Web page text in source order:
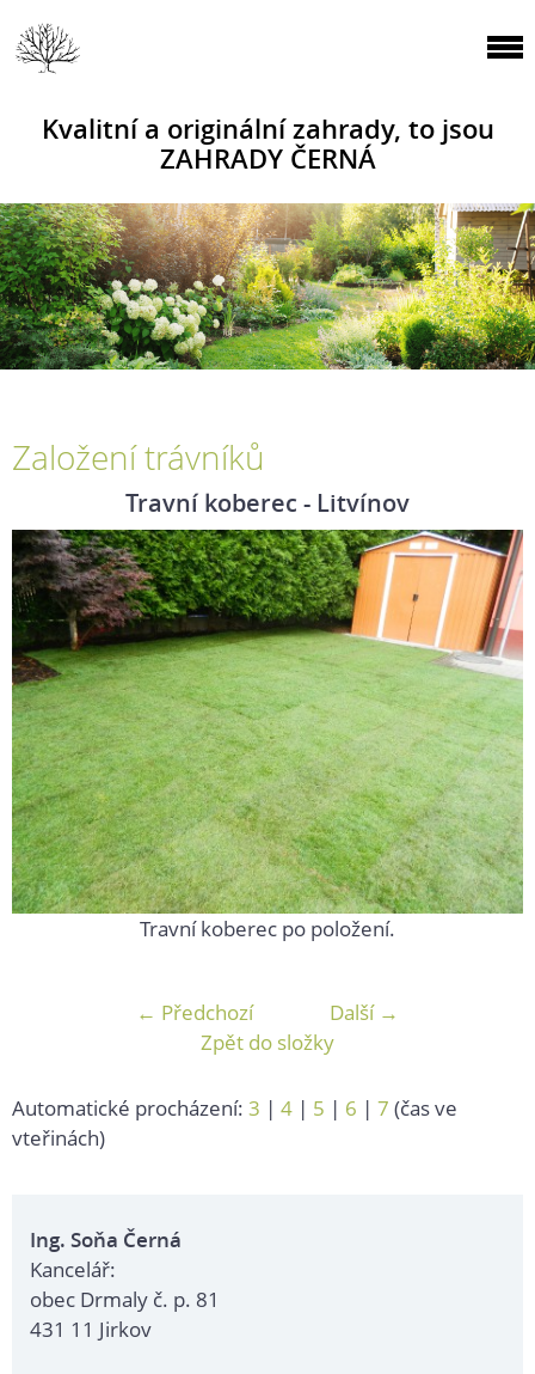
Kvalitní a originální zahrady, to jsou
ZAHRADY ČERNÁ
Založení trávníků
Travní koberec - Litvínov
Travní koberec po položení.
← Předchozí
Další →
Zpět do složky
Automatické procházení: 3 | 4 | 5 | 6 | 7 (čas ve
vteřinách)
Ing. Soňa Černá
Kancelář:
obec Drmaly č. p. 81
431 11 Jirkov